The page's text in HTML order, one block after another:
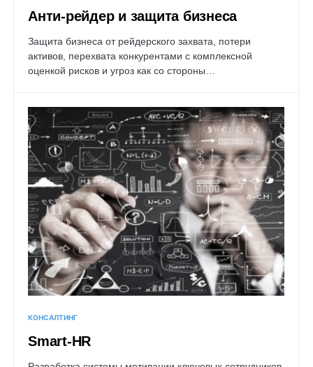
Анти-рейдер и защита бизнеса
Защита бизнеса от рейдерского захвата, потери
активов, перехвата конкурентами с комплексной
оценкой рисков и угроз как со стороны…
КОНСАЛТИНГ
Smart-HR